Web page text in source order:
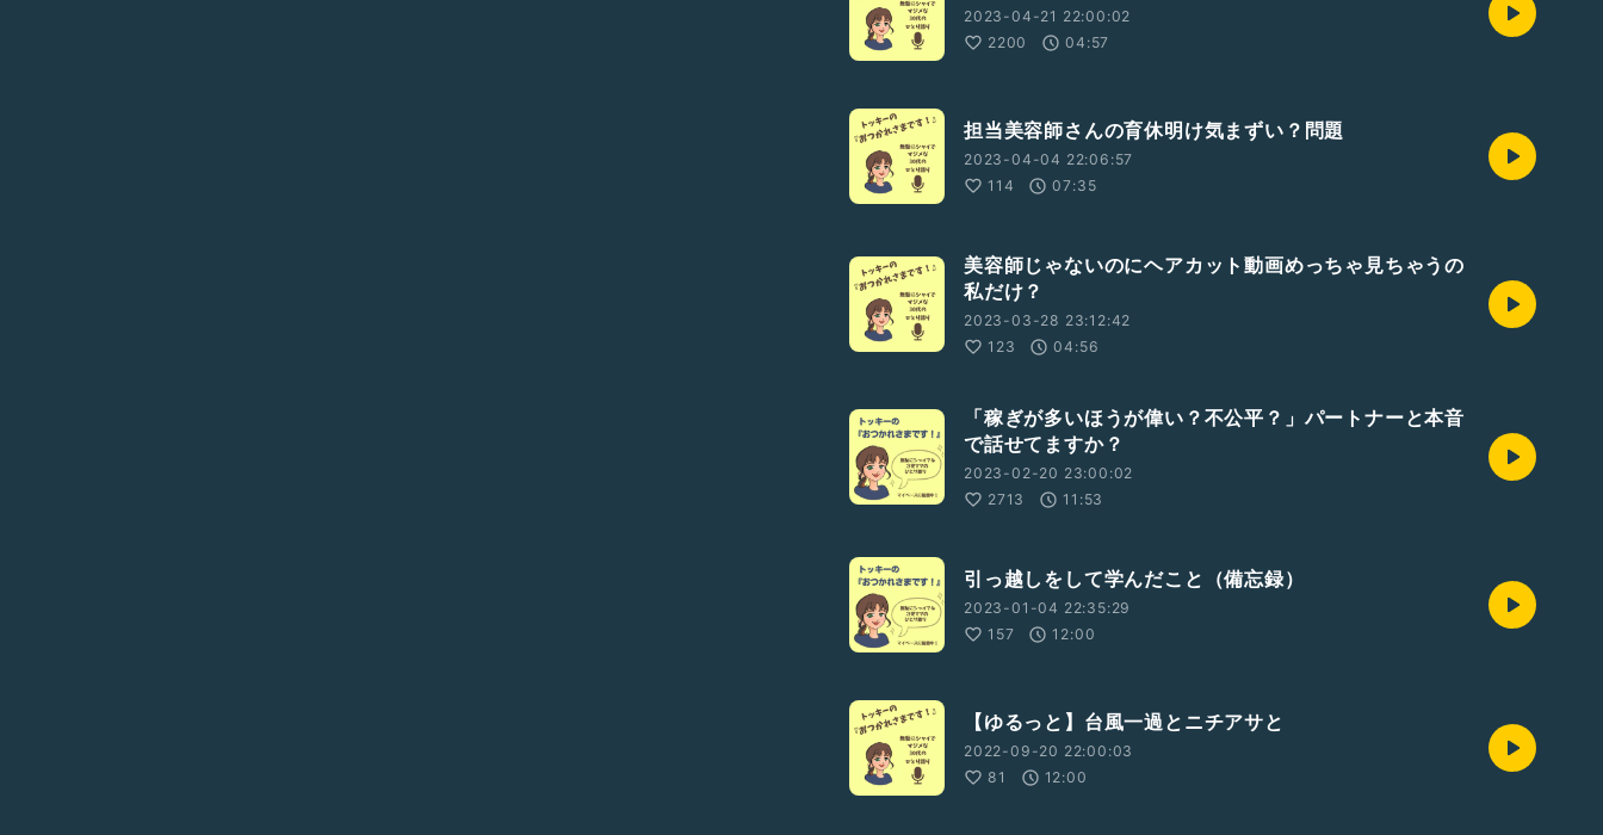
2023-04-21 22:00:02
2200
04:57
担当美容師さんの育休明け気まずい？問題
2023-04-04 22:06:57
114
07:35
美容師じゃないのにヘアカット動画めっちゃ見ちゃうの
私だけ？
2023-03-28 23:12:42
123
04:56
「稼ぎが多いほうが偉い？不公平？」パートナーと本音
で話せてますか？
2023-02-20 23:00:02
2713
11:53
引っ越しをして学んだこと（備忘録）
2023-01-04 22:35:29
157
12:00
【ゆるっと】台風一過とニチアサと
2022-09-20 22:00:03
81
12:00